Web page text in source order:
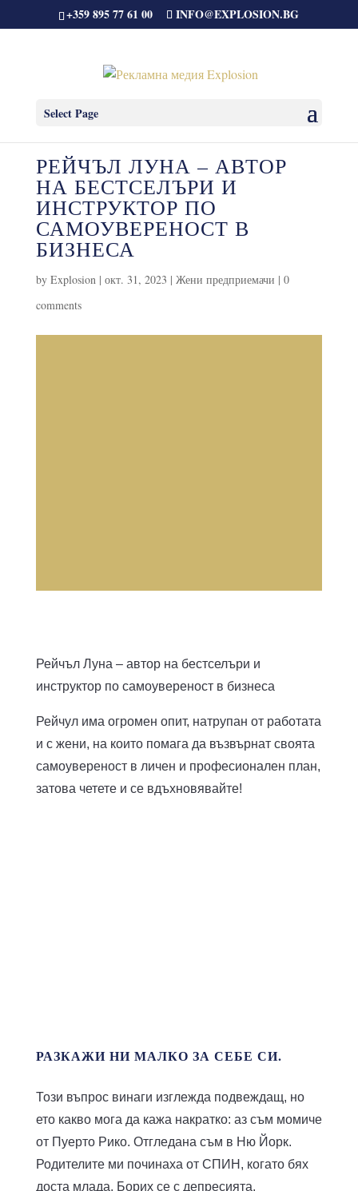
+359 895 77 61 00 INFO@EXPLOSION.BG
Select Page
РЕЙЧЪЛ ЛУНА – АВТОР
НА БЕСТСЕЛЪРИ И
ИНСТРУКТОР ПО
САМОУВЕРЕНОСТ В
БИЗНЕСА
by Explosion| окт. 31, 2023 | Жени предприемачи | 0
comments
Рейчъл Луна – автор на бестселъри и
инструктор по самоувереност в бизнеса
Рейчул има огромен опит, натрупан от работата
и с жени, на които помага да възвърнат своята
самоувереност в личен и професионален план,
затова четете и се вдъхновявайте!
РАЗКАЖИ НИ МАЛКО ЗА СЕБЕ СИ.
Този въпрос винаги изглежда подвеждащ, но
ето какво мога да кажа накратко: аз съм момиче
от Пуерто Рико. Отгледана съм в Ню Йорк.
Родителите ми починаха от СПИН, когато бях
доста млада. Борих се с депресията,